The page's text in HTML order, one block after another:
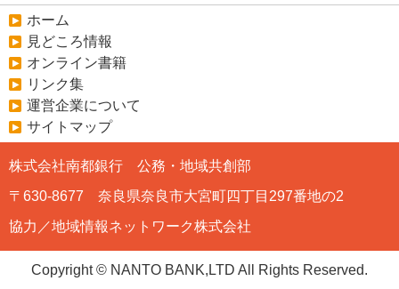
ホーム
見どころ情報
オンライン書籍
リンク集
運営企業について
サイトマップ
株式会社南都銀行 公務・地域共創部
〒630-8677 奈良県奈良市大宮町四丁目297番地の2
協力／地域情報ネットワーク株式会社
Copyright © NANTO BANK,LTD All Rights Reserved.